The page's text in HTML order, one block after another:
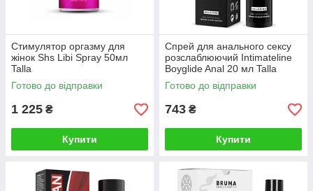
Стимулятор оргазму для
жінок Shs Libi Spray 50мл
Talla
Готово до відправки
1 225 ₴
Купити
Спрей для анального сексу
розслаблюючий Intimateline
Boyglide Anal 20 мл Talla
Готово до відправки
743 ₴
Купити